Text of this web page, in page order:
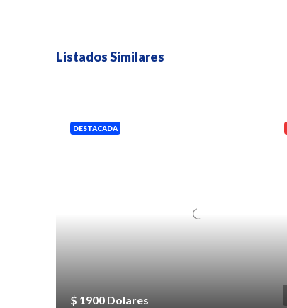
Listados Similares
DESTACADA
$ 1900 Dolares